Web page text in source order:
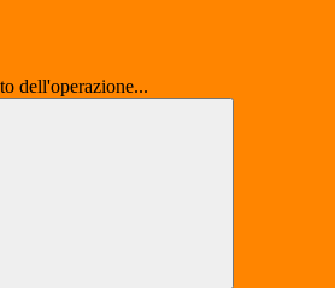
dell'operazione...